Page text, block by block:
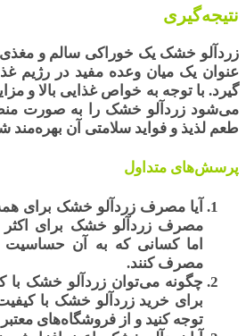
نتیجه‌گیری
زردآلو خشک یک خوراکی سالم و
عنوان یک میان وعده مفید در رژیم
گیرد. با توجه به خواص غذایی بالا و
می‌شود زردآلو خشک را به صورت
طعم لذیذ و فواید سلامتی آن بهره‌مند
پرسش‌های متداول
آیا مصرف زردآلو خشک برای
مصرف زردآلو خشک برای اکثر
اما کسانی که به آن حساسیت
مصرف کنند.
چگونه می‌توان زردآلو خشک با
برای خرید زردآلو خشک با
توجه کنید و از فروشگاه‌های